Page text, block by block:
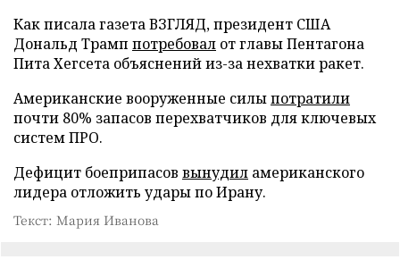
Как писала газета ВЗГЛЯД, президент США
Дональд Трамп потребовал от главы Пентагона
Пита Хегсета объяснений из-за нехватки ракет.
Американские вооруженные силыпотратили
почти 80% запасов перехватчиков для ключевых
систем ПРО.
Дефицит боеприпасов вынудил американского
лидера отложить удары по Ирану.
Текст: Мария Иванова